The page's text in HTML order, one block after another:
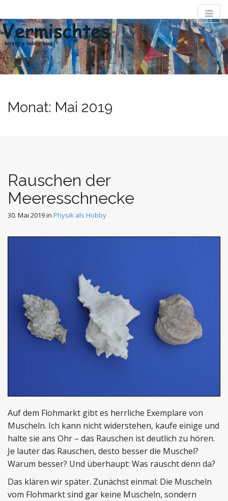
M
a
i
n
m
u
k
i
p
t
o
n
Monat: Mai 2019
Rauschen der
Meeresschnecke
30. Mai 2019in Physik als Hobby
Auf dem Flohmarkt gibt es herrliche Exemplare von
Muscheln. Ich kann nicht widerstehen, kaufe einige und
halte sie ans Ohr – das Rauschen ist deutlich zu hören.
Je lauter das Rauschen, desto besser die Muschel?
Warum besser? Und überhaupt: Was rauscht denn da?
Das klären wir später. Zunächst einmal: Die Muscheln
vom Flohmarkt sind gar keine Muscheln, sondern